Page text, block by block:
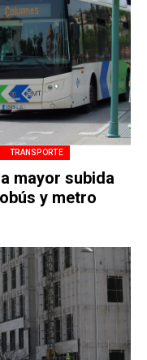
TRANSPORTE
mayor subida
y metro